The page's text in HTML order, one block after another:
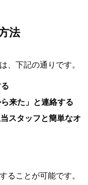
法
、下記の通りです。
来た」と連絡する
スタッフと簡単なオ
ることが可能です。